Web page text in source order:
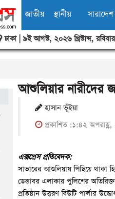
জাতীয় স্থানীয় সারাদেশ
বিবিধ
ঢাকা | ৯ই আগস্ট, ২০২৬ খ্রিস্টাব্দ,রবিবার
আশুলিয়ার নারীদের
হাসান ভূঁইয়া
প্রকাশিত :১:৪২
এক্সপ্রেস প্রতিবেদক:
সাভারের আশুলিয়ায় পিছিয়ে থাকা
ডেন্ডাবর এলাকার পুলিশের
প্রতিষ্ঠান উত্তরণ বিউটি পার্লার